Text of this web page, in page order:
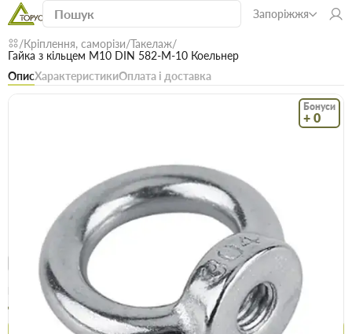
Запоріжжя
Кріплення, саморізи Такелаж
Гайка з кільцем М10 DIN 582-М-10 Коельнер
ОписХарактеристикиОплата і доставка
Бонуси
+ 0
Гайка з кільцем М10 DIN 582-М-10
Коельнер
Безкоштовна доставка! Від 15000 грн єВідновлення Доставка НП
Ціна / шт
44.9 грн
Опт
43.6 грн